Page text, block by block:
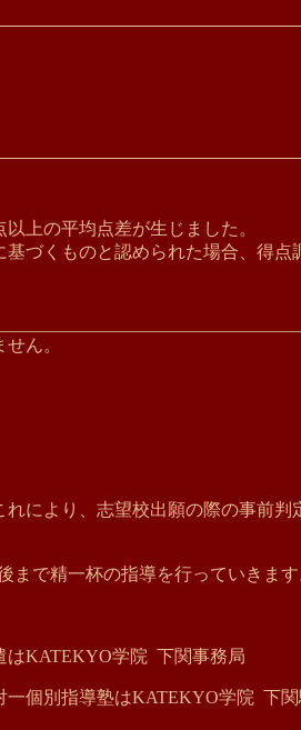
上の平均点差が生じました。
基づくものと認められた場合、得
ん。
により、志望校出願の際の事前
で精一杯の指導を行っていきます
はKATEKYO学院 下関事務局
一個別指導塾はKATEKYO学院 下